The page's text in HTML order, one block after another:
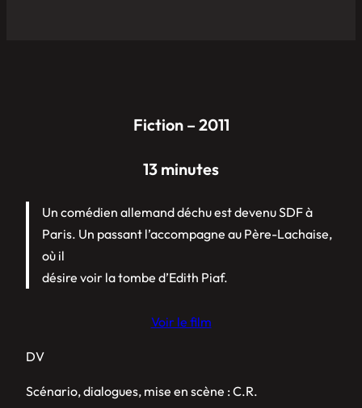
Fiction – 2011
13 minutes
Un comédien allemand déchu est devenu SDF à
Paris. Un passant l’accompagne au Père-Lachaise,
où il
désire voir la tombe d’Edith Piaf.
Voir le film
DV
Scénario, dialogues, mise en scène : C.R.